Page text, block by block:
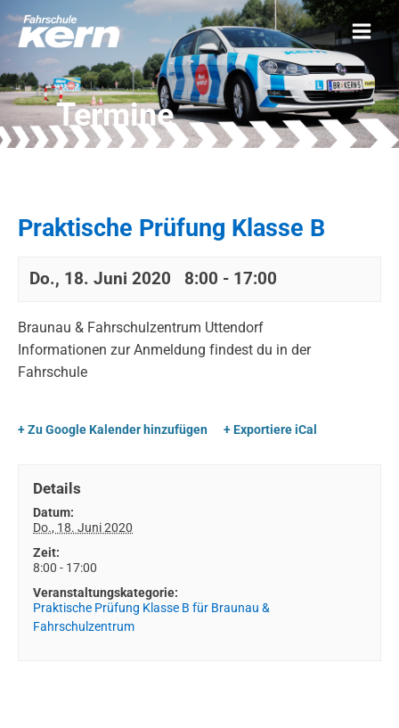
Termine
Praktische Prüfung Klasse B
Do., 18. Juni 2020 8:00 - 17:00
Braunau & Fahrschulzentrum Uttendorf
Informationen zur Anmeldung findest du in der
Fahrschule
+ Zu Google Kalender hinzufügen + Exportiere iCal
Details
Datum:
Do., 18. Juni 2020
Zeit:
8:00 - 17:00
Veranstaltungskategorie:
Praktische Prüfung Klasse B für Braunau &
Fahrschulzentrum